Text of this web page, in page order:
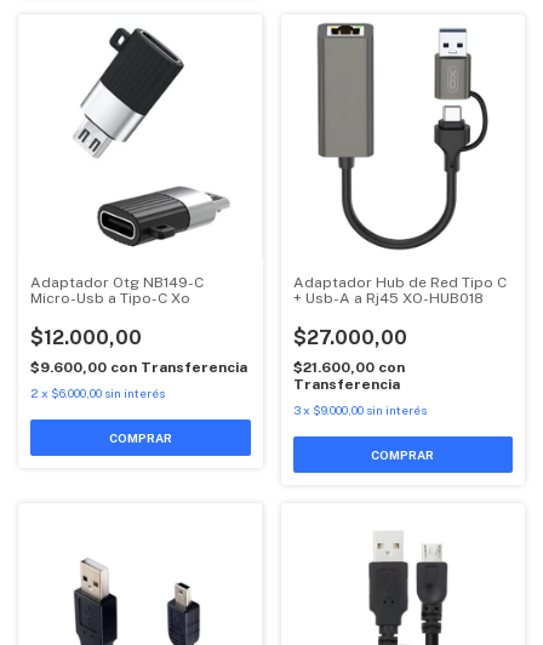
Adaptador Otg NB149-C
Micro-Usb a Tipo-C Xo
$12.000,00
$9.600,00 con Transferencia
2 x $6.000,00 sin interés
Adaptador Hub de Red Tipo C
+ Usb-A a Rj45 XO-HUB018
$27.000,00
$21.600,00 con
Transferencia
3 x $9.000,00 sin interés